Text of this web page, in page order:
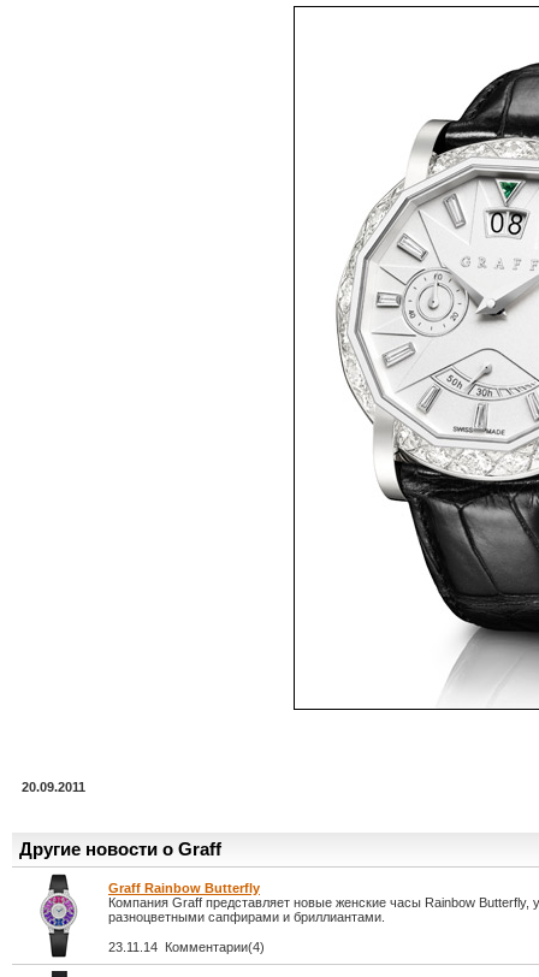
20.09.2011
Другие новости о Graff
Graff Rainbow Butterfly
Компания Graff представляет новые женские часы Rainbow Butterfly,
разноцветными сапфирами и бриллиантами.
23.11.14 Комментарии(4)